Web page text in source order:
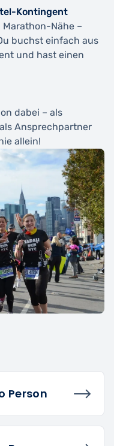
Kontingent
Marathon-Nähe –
buchst einfach aus
und hast einen
dabei – als
Ansprechpartner
allein!
Person